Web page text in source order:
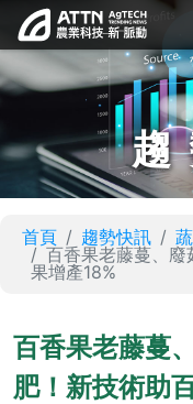
首頁 趨勢快訊
百香果老藤蔓、廢
果增產18%
百香果老藤蔓
肥！新技術助